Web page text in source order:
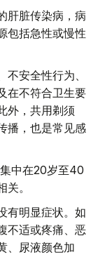
肝脏传染病，病
包括急性或慢性
安全性行为、
在不符合卫生要
外，共用剃须
播，也是常见感
中在20岁至40
。
有明显症状。如
不适或疼痛、恶
、尿液颜色加